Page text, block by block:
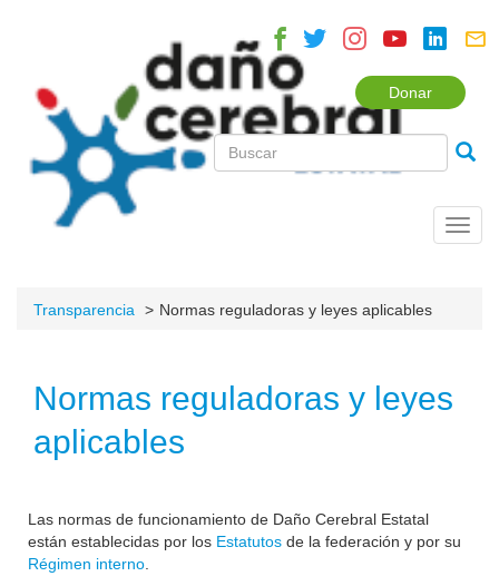
Donar
Transparencia Normas reguladoras y leyes aplicables
Normas reguladoras y leyes
aplicables
Las normas de funcionamiento de Daño Cerebral Estatal
están establecidas por los Estatutos de la federación y por su
Régimen interno